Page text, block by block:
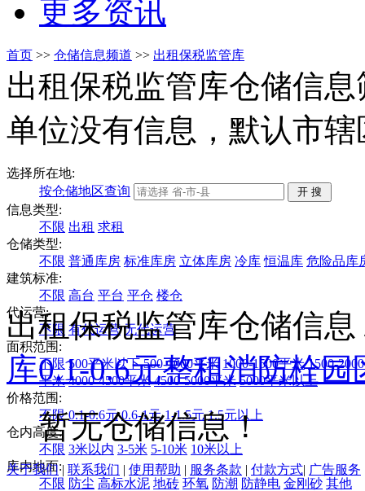
更多资讯
首页 >> 仓储信息频道 >> 出租保税监管库
出租保税监管库仓储信息
单位没有信息，默认市
选择所在地:
按仓储地区查询
信息类型:
不限 出租 求租
仓储类型:
不限 普通库房 标准库房 立体库房 冷库 恒温库 危险品库
建筑标准:
不限 高台 平台 平仓 楼仓
代运营:
不限 有代运营 无代运营
面积范围:
不限 500平米以下 500-1000平米 1000-1500平米 1500-
平米 4000-4500平米 4500-5000平米 5000平米以上
价格范围:
不限 0.1-0.6元 0.6-1元 1-1.5元 1.5元以上
仓内高度:
不限 3米以内 3-5米 5-10米 10米以上
库内地面:
不限 防尘 高标水泥 地砖 环氧 防潮 防静电 金刚砂 其他
出租保税监管库仓储信息
库0.1-0.6元整租消防栓园
暂无仓储信息！
关于我们| 联系我们 | 使用帮助 | 服务条款 | 付款方式| 广告服务